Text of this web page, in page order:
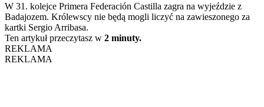
W 31. kolejce Primera Federación Castilla zagra na wyjeździe z
Badajozem. Królewscy nie będą mogli liczyć na zawieszonego za
kartki Sergio Arribasa.
Ten artykuł przeczytasz w 2 minuty.
REKLAMA
REKLAMA